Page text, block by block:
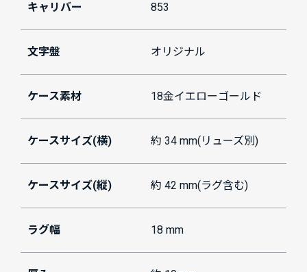
キャリバー 853
文字盤 オリジナル
ケース素材 18金イエローゴールド
ケースサイズ(横) 約 34 mm(リューズ別)
ケースサイズ(縦) 約 42 mm(ラグ含む)
ラグ幅 18 mm